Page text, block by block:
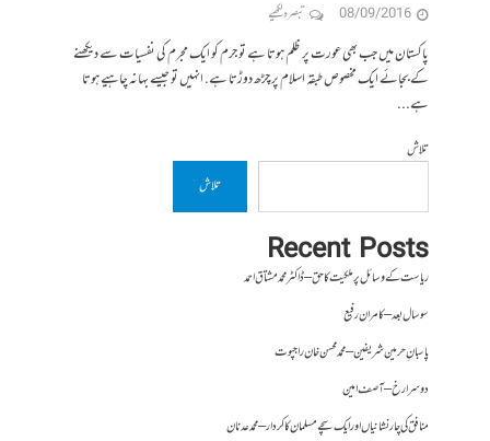
08/09/2016 تبصرہ لکھیے
پاکستان میں جب بھی عورت پر ظلم ہوتا ہے تو جرم کو ایک مجرم کی نفسیات سے دیکھنے
کے بجائے ایک مخصوص طبقہ اسلام پر چڑھ دوڑتا ہے. انہیں تو جیسے بہانہ چاہیے ہوتا
ہے...
تلاش
تلاش
Recent Posts
ریاست کے وسائل پر ملکیت کا حق – ڈاکٹر محمد مشتاق احمد
سو سال بعد – کامران رفیع
پاسبانِ حرمین شریفین – محمد محسن خان راجپوت
دوسرا رخ – آصف امین
منافق کی چار نشانیاں اور ایک سچے مسلمان کا کردار – محمد عدنان